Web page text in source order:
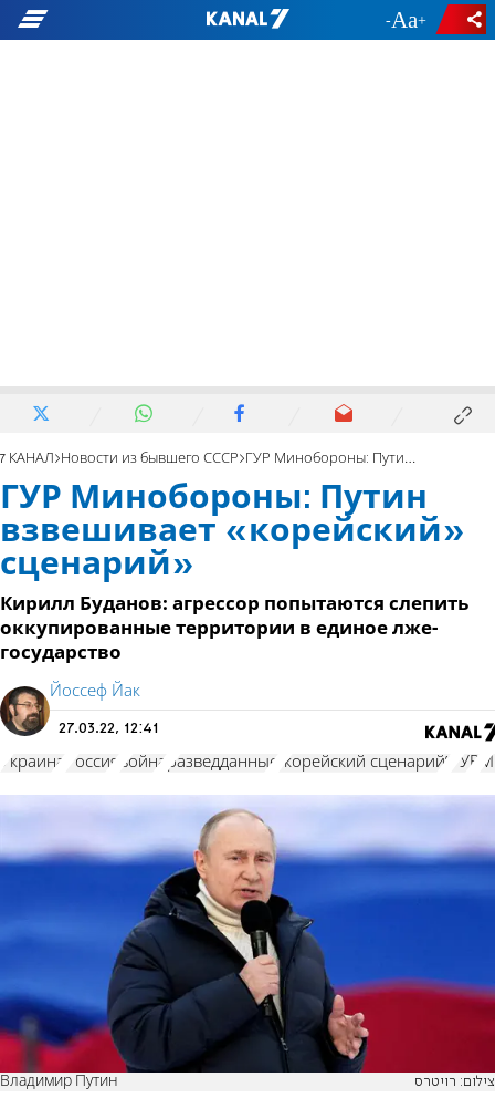
- +
7 КАНАЛ Новости из бывшего СССР ГУР Минобороны: Путин взвешивает «корейский» сценарий»
ГУР Минобороны: Путин
взвешивает «корейский»
сценарий»
Кирилл Буданов: агрессор попытаются слепить
оккупированные территории в единое лже-
государство
Йоссеф Йак
27.03.22, 12:41
Украина Россия война разведданные "корейский сценарий" ГУР
Владимир Путин צילום: רויטרס